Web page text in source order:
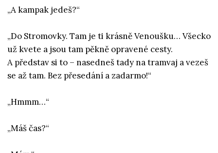
„A kampak jedeš?“
„Do Stromovky. Tam je ti krásně Venoušku… Všecko
už kvete a jsou tam pěkně opravené cesty.
A představ si to – nasedneš tady na tramvaj a vezeš
se až tam. Bez přesedání a zadarmo!“
„Hmmm…“
„Máš čas?“